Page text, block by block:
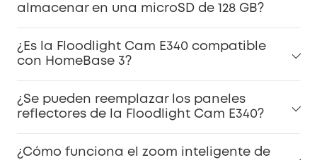
almacenar en una microSD de 128 GB?
¿Es la Floodlight Cam E340 compatible
con HomeBase 3?
¿Se pueden reemplazar los paneles
reflectores de la Floodlight Cam E340?
¿Cómo funciona el zoom inteligente de